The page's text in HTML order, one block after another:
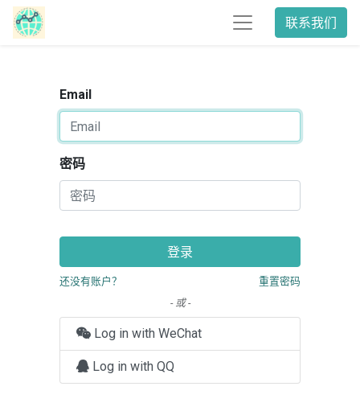
联系我们
Email
密码
登录
还没有账户？
重置密码
- 或 -
Log in with WeChat
Log in with QQ